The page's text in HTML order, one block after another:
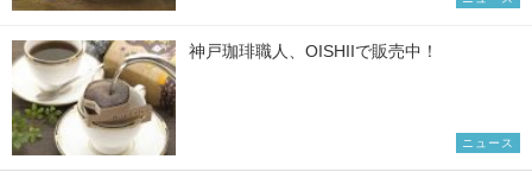
神戸珈琲職人、OISHIIで販売中！
ニュース